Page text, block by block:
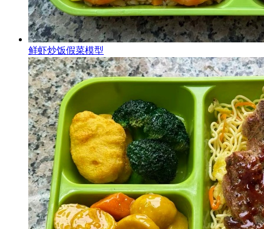
鲜虾炒饭假菜模型